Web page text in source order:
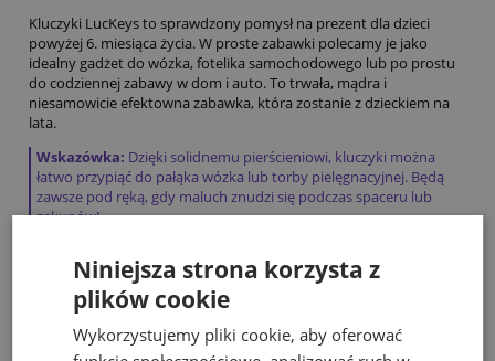
Kluczyki LucKeys to sprawdzony pomysł na prezent dla dzieci
powyżej 6. miesiąca życia.W proste zabawki polecamy je jako
idealny gadżet do wózka, fotelika samochodowego lub po prostu
do codziennej zabawy w dom i auto. To trwała, mądra i
niesamowicie efektowna zabawka, która zostanie z dzieckiem na
lata.
Wskazówka: Dzięki solidnemu pierścieniowi, kluczyki można
łatwo przypiąć do pałąka wózka lub torby pielęgnacyjnej. Będą
zawsze pod ręką, gdy maluch znudzi się podczas spaceru lub
zakupów!
Bestsellery
Niniejsza strona korzysta z
plików cookie
Wykorzystujemy pliki cookie, aby oferować